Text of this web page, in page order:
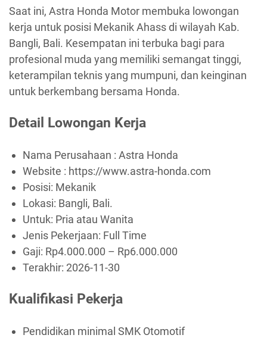
Saat ini, Astra Honda Motor membuka lowongan
kerja untuk posisi Mekanik Ahass di wilayah Kab.
Bangli, Bali. Kesempatan ini terbuka bagi para
profesional muda yang memiliki semangat tinggi,
keterampilan teknis yang mumpuni, dan keinginan
untuk berkembang bersama Honda.
Detail Lowongan Kerja
Nama Perusahaan : Astra Honda
Website : https://www.astra-honda.com
Posisi: Mekanik
Lokasi: Bangli, Bali.
Untuk: Pria atau Wanita
Jenis Pekerjaan: Full Time
Gaji: Rp4.000.000 – Rp6.000.000
Terakhir: 2026-11-30
Kualifikasi Pekerja
Pendidikan minimal SMK Otomotif